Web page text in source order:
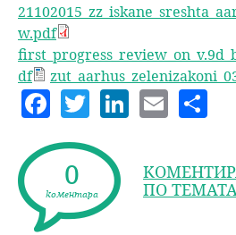
w.pdf
df
F
a
c
e
b
T
w
itt
er
Li
n
k
e
E
m
ai
l
a
re
0
коментара
ПО